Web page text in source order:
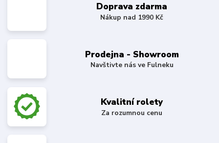
Doprava zdarma
Nákup nad 1990 Kč
Prodejna - Showroom
Navštivte nás ve Fulneku
Kvalitní rolety
Za rozumnou cenu